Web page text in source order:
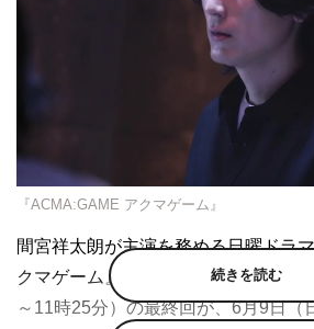
『ACMA:GAME アクマゲーム』
間宮祥太朗が主演を務める日曜ドラ
クマゲーム』（日本テレビ系 毎週
～11時25分）の最終回が、6月9日（
続きを読む